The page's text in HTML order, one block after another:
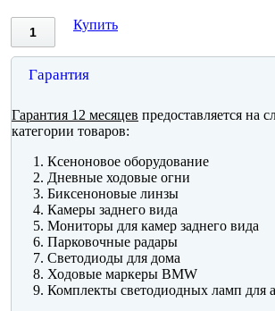
Купить
Гарантия
Гарантия 12 месяцев предоставляется на
категории товаров:
Ксеноновое оборудование
Дневные ходовые огни
Биксеноновые линзы
Камеры заднего вида
Мониторы для камер заднего вида
Парковочные радары
Светодиоды для дома
Ходовые маркеры BMW
Комплекты светодиодных ламп для